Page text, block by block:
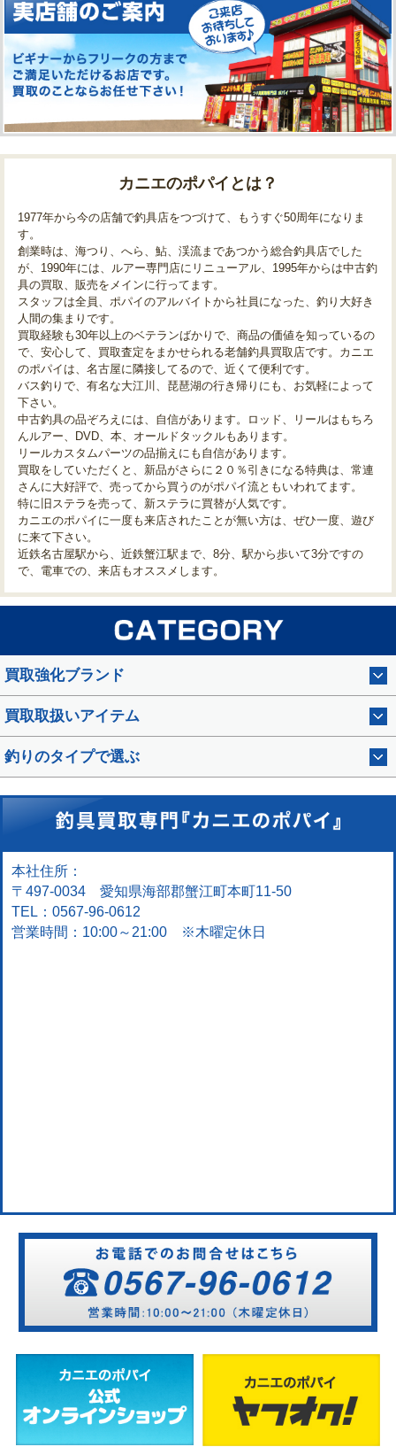
カニエのポパイとは？
1977年から今の店舗で釣具店をつづけて、もうすぐ50周年になりま
す。
創業時は、海つり、へら、鮎、渓流まであつかう総合釣具店でした
が、1990年には、ルアー専門店にリニューアル、1995年からは中古釣
具の買取、販売をメインに行ってます。
スタッフは全員、ポパイのアルバイトから社員になった、釣り大好き
人間の集まりです。
買取経験も30年以上のベテランばかりで、商品の価値を知っているの
で、安心して、買取査定をまかせられる老舗釣具買取店です。カニエ
のポパイは、名古屋に隣接してるので、近くて便利です。
バス釣りで、有名な大江川、琵琶湖の行き帰りにも、お気軽によって
下さい。
中古釣具の品ぞろえには、自信があります。ロッド、リールはもちろ
んルアー、DVD、本、オールドタックルもあります。
リールカスタムパーツの品揃えにも自信があります。
買取をしていただくと、新品がさらに２０％引きになる特典は、常連
さんに大好評で、売ってから買うのがポパイ流ともいわれてます。
特に旧ステラを売って、新ステラに買替が人気です。
カニエのポパイに一度も来店されたことが無い方は、ぜひ一度、遊び
に来て下さい。
近鉄名古屋駅から、近鉄蟹江駅まで、8分、駅から歩いて3分ですの
で、電車での、来店もオススメします。
買取強化ブランド
買取取扱いアイテム
釣りのタイプで選ぶ
本社住所：
〒497-0034 愛知県海部郡蟹江町本町11-50
TEL：0567-96-0612
営業時間：10:00～21:00 ※木曜定休日